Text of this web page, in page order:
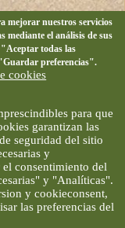
mejorar nuestros servicios
mediante el análisis de sus
"Aceptar todas las
preferencias".
cookies
para que
garantizan las
seguridad del sitio
y
consentimiento del
y "Analíticas".
y cookieconsent,
las preferencias del